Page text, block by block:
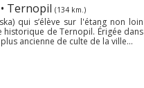
• Ternopil (134 km.)
qui s’élève sur l'étang non loin
historique de Ternopil. Érigée dans
ancienne de culte de la ville...